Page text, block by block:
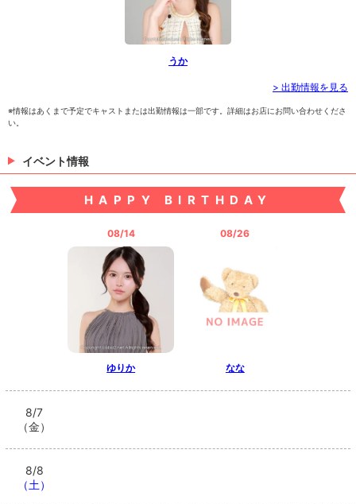
うか
> 出勤情報を見る
※情報はあくまで予定でキャストまたは出勤情報は一部です。詳細はお店にお問い合わせくださ
い。
イベント情報
HAPPY BIRTHDAY
08/14
ゆりか
08/26
なな
8/7
（金）
8/8
（土）